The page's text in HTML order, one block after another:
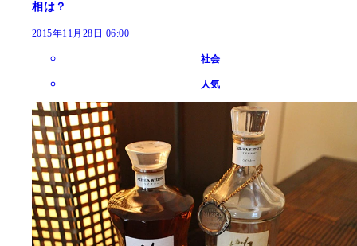
相は？
2015年11月28日 06:00
社会
人気